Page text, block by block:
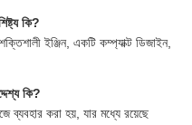
কি?
ইঞ্জিন, একটি কম্প্যাক্ট ডিজাইন,
কি?
ব্যবহার করা হয়, যার মধ্যে রয়েছে